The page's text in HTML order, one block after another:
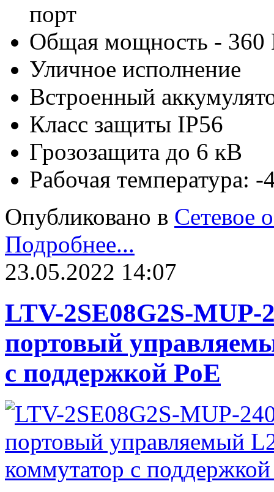
порт
Общая мощность - 360
Уличное исполнение
Встроенный
Класс защиты IP56
Грозозащита до 6 кВ
Рабочая температура:
Опубликовано в Сетевое
Подробнее...
23.05.2022 14:07
LTV-2SE08G2S-
портовый
с поддержкой PoE